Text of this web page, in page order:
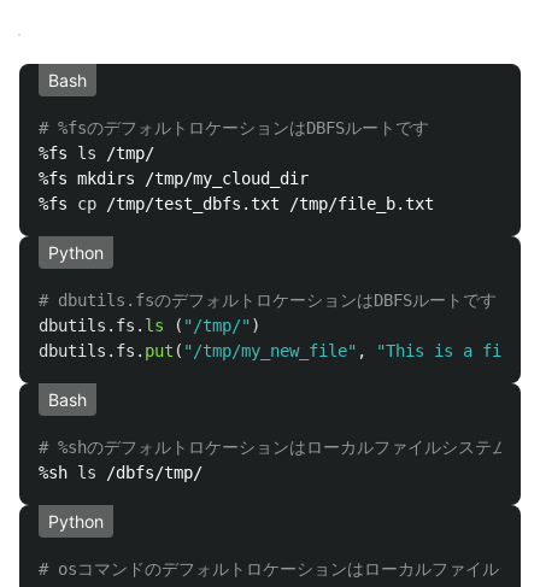
Bash
# %fsのデフォルトロケーションはDBFSルートです
%fs ls /tmp/
%fs mkdirs /tmp/my_cloud_dir
%fs cp
Python
dbutils . fs . ls ( " /tmp/" )
dbutils . fs . put ( " /tmp/my_new_file" , "This is a file
Bash
# %shのデフォルトロケーションはローカルファイルシステムで
%sh ls
Python